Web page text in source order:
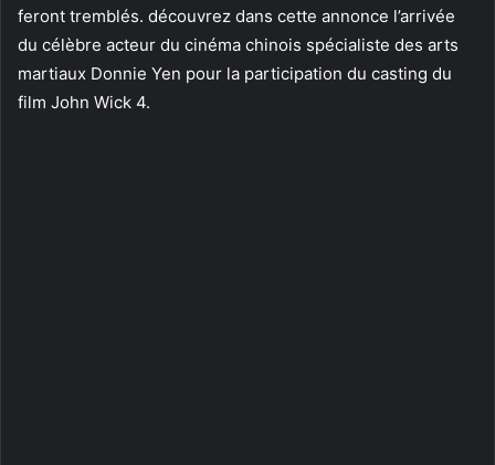
feront tremblés. découvrez dans cette annonce l’arrivée
du célèbre acteur du cinéma chinois spécialiste des arts
martiaux Donnie Yen pour la participation du casting du
film John Wick 4.